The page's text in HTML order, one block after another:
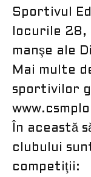
Sportivul
locurile 28,
manşe ale
Mai multe
sportivilor
În această
clubului
competiţii: